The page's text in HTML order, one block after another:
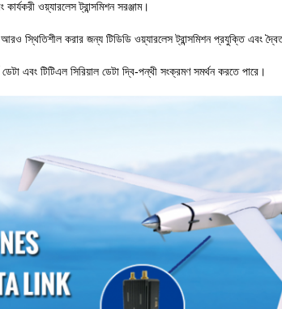
কার্যকরী ওয়্যারলেস ট্রান্সমিশন সরঞ্জাম।
আরও স্থিতিশীল করার জন্য টিডিডি ওয়্যারলেস ট্রান্সমিশন প্রযুক্তি এবং
এবং টিটিএল সিরিয়াল ডেটা দ্বি-পন্থী সংক্রমণ সমর্থন করতে পারে।